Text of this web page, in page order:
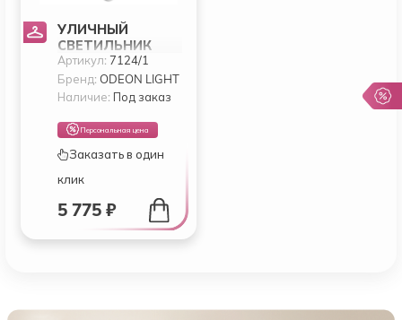
УЛИЧНЫЙ
СВЕТИЛЬНИК
ODEON LIGHT VIVA
7124/1
Артикул:7124/1
Бренд:ODEON LIGHT
Наличие: Под заказ
Персональная цена
Заказать в один
клик
5 775 ₽